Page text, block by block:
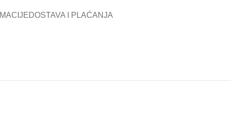
DOSTAVA I PLAĆANJA